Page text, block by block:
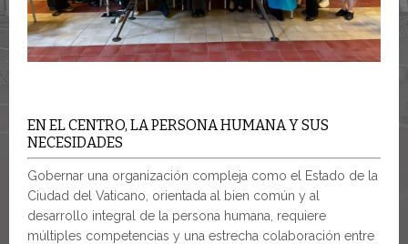
EN EL CENTRO, LA PERSONA HUMANA Y SUS
NECESIDADES
Gobernar una organización compleja como el Estado de la
Ciudad del Vaticano, orientada al bien común y al
desarrollo integral de la persona humana, requiere
múltiples competencias y una estrecha colaboración entre